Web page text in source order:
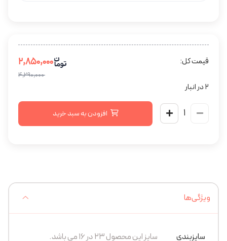
قیمت کل:
۴,۲۹۰,۰۰۰
2 در انبار
افزودن به سبد خرید
ویژگی‌ها
سایزبندی سایز این محصول 23 در 16 می باشد.